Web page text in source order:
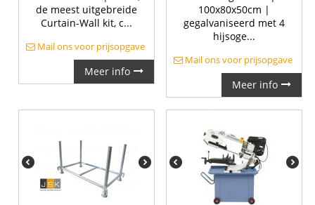
de meest uitgebreide
Curtain-Wall kit, c...
Mail ons voor prijsopgave
Meer info
100x80x50cm |
gegalvaniseerd met 4
hijsoge...
Mail ons voor prijsopgave
Meer info